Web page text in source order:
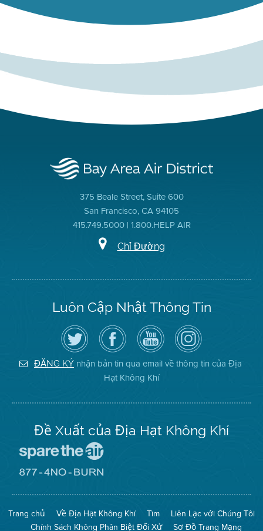
375 Beale Street, Suite 600
San Francisco, CA 94105
415.749.5000 | 1.800.HELP AIR
Chỉ Đường
Luôn Cập Nhật Thông Tin
Hãy
theo
dõi
Địa
Hạt
Không
Truy
cập
Trang
Facebook
của
Địa
Hạt
Kênh
YouTube
của
Địa
Hạt
Không
Khí
Air
District
on
Instagram
ĐĂNG KÝ nhận bản tin qua email về thông tin của Địa
Hạt Không Khí
Đề Xuất của Địa Hạt Không Khí
The
(Bảo
Toàn
Mạng
No
Burn
Trang chủ Về Địa Hạt Không Khí Tìm
Liên Lạc với Chúng Tôi
Chính Sách Không Phân Biệt Đối Xử
Sơ Đồ Trang Mạng